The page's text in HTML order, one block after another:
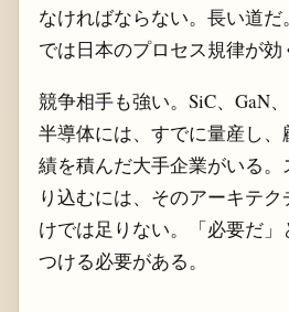
なければならない。長い道
では日本のプロセス規律が効
競争相手も強い。SiC、GaN
半導体には、すでに量産し
績を積んだ大手企業がいる。
り込むには、そのアーキテ
けでは足りない。「必要だ
つける必要がある。